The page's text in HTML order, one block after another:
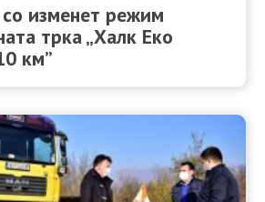
изменет режим
трка „Халк Еко
км”